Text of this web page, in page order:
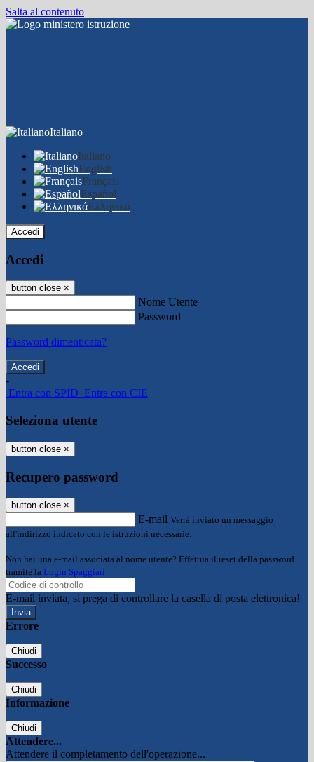
Salta al contenuto
Italiano
Italiano
English
Français
Español
Ελληνικά
Accedi
Accedi
button close ×
Nome Utente
Password
Password dimenticata?
-
Entra con SPID Entra con CIE
Seleziona utente
button close ×
Recupero password
button close ×
E-mail Verrà inviato un messaggio
all'indirizzo indicato con le istruzioni necessarie.
Non hai una e-mail associata al nome utente? Effettua il reset della password
tramite la Login Spaggiari
E-mail inviata, si prega di controllare la casella di posta elettronica!
Errore
Chiudi
Successo
Chiudi
Informazione
Chiudi
Attendere...
Attendere il completamento dell'operazione...